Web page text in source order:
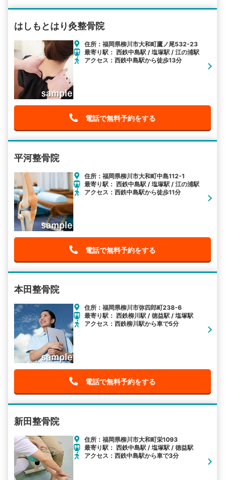
はしもとはり灸整骨院
住所：福岡県柳川市大和町鷹ノ尾532-23
最寄り駅： 西鉄中島駅 / 塩塚駅 / 江の浦駅
アクセス：西鉄中島駅から徒歩13分
電話で無料予約をする
平河整骨院
住所：福岡県柳川市大和町中島112-1
最寄り駅： 西鉄中島駅 / 塩塚駅 / 江の浦駅
アクセス：西鉄中島駅から徒歩11分
電話で無料予約をする
本田整骨院
住所：福岡県柳川市弥四郎町238-6
最寄り駅： 西鉄柳川駅 / 徳益駅 / 塩塚駅
アクセス：西鉄柳川駅から車で5分
電話で無料予約をする
新田整骨院
住所：福岡県柳川市大和町栄1093
最寄り駅： 西鉄中島駅 / 塩塚駅 / 徳益駅
アクセス：西鉄中島駅から車で3分